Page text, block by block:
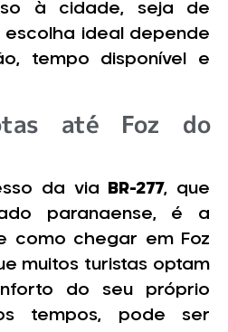
à cidade, seja de
escolha ideal depende
tempo disponível e
até Foz do
da via BR-277, que
paranaense, é a
como chegar em Foz
muitos turistas optam
do seu próprio
tempos, pode ser